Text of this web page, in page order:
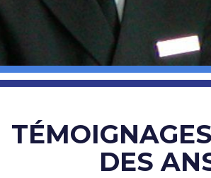
DES